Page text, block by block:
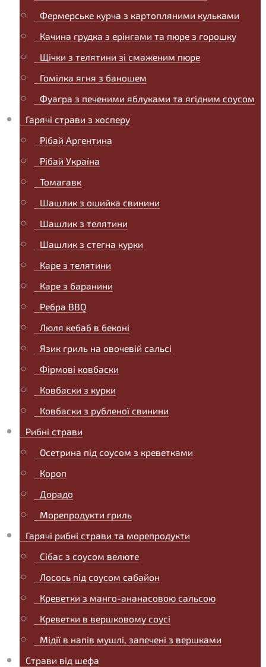
Фермерське курча з картопляними кульками
Качина грудка з ерінгами та пюре з горошку
Щічки з телятини зі смаженим пюре
Гомілка ягня з баношем
Фуагра з печеними яблуками та ягідним соусом
Гарячі страви з хосперу
Рібай Аргентина
Рібай Україна
Томагавк
Шашлик з ошийка свинини
Шашлик з телятини
Шашлик з стегна курки
Каре з телятини
Каре з баранини
Ребра BBQ
Люля кебаб в беконі
Язик гриль на овочевій сальсі
Фірмові ковбаски
Ковбаски з курки
Ковбаски з рубленої свинини
Рибні страви
Осетрина під соусом з креветками
Короп
Дорадо
Морепродукти гриль
Гарячі рибні страви та морепродукти
Сібас з соусом велюте
Лосось під соусом сабайон
Креветки з манго-ананасовою сальсою
Креветки в вершковому соусі
Мідії в напів мушлі, запечені з вершками
Страви від шефа